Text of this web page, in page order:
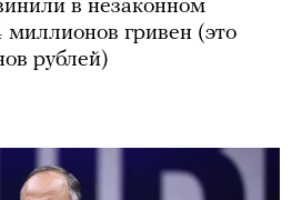
в незаконном
гривен (это
рублей)